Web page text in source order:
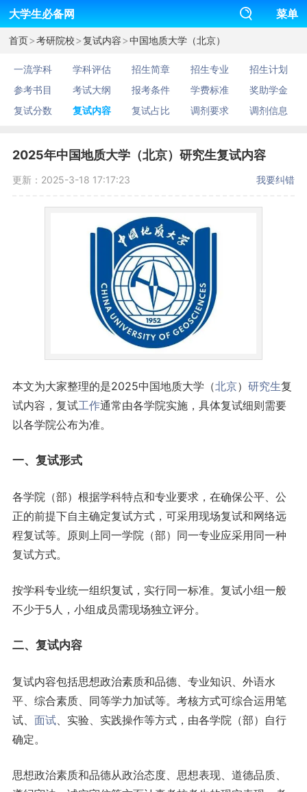
大学生必备网 菜单
首页>考研院校>复试内容>中国地质大学（北京）
一流学科 学科评估 招生简章 招生专业
招生计划
参考书目
考试大纲 报考条件 学费标准
奖助学金
复试分数
复试内容 复试占比 调剂要求 调剂信息
2025年中国地质大学（北京）研究生复试内容
更新：2025-3-18 17:17:23 我要纠错
本文为大家整理的是2025中国地质大学（北京） 研究生复
试内容，复试工作通常由各学院实施，具体复试细则需要
以各学院公布为准。
一、复试形式
各学院（部）根据学科特点和专业要求，在确保公平、公
正的前提下自主确定复试方式，可采用现场复试和网络远
程复试等。原则上同一学院（部）同一专业应采用同一种
复试方式。
按学科专业统一组织复试，实行同一标准。复试小组一般
不少于5人，小组成员需现场独立评分。
二、复试内容
复试内容包括思想政治素质和品德、专业知识、外语水
平、综合素质、同等学力加试等。考核方式可综合运用笔
试、 面试、实验、实践操作等方式，由各学院（部）自行
确定。
思想政治素质和品德从政治态度、思想表现、道德品质、